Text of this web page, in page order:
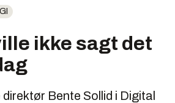
ikke sagt det
Bente Sollid i Digital